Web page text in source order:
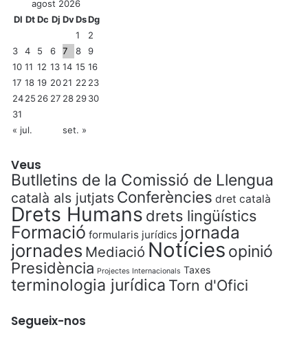
agost 2026
Dl DtDc Dj DvDsDg
1
2
3
4 5 6 7 8
9
10 11 12 13 14 15 16
17 18 19 2021 22 23
2425 26 27 28 2930
31
« jul.
set. »
Veus
Butlletins de la Comissió de Llengua
català als jutjats Conferències dret català
Drets Humans drets lingüístics
Formació formularis jurídics jornada
jornades Mediació Notícies opinió
Presidència Projectes Internacionals Taxes
terminologia jurídica Torn d'Ofici
Segueix-nos